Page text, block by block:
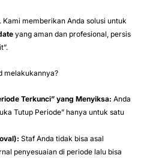
memberikan Anda solusi untuk
yang aman dan profesional, persis
melakukannya?
Terkunci” yang Menyiksa: Anda
Tutup Periode” hanya untuk satu
Staf Anda tidak bisa asal
penyesuaian di periode lalu bisa